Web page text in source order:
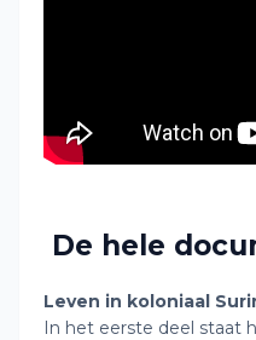
De hele
Leven in koloniaal
In het eerste deel staat